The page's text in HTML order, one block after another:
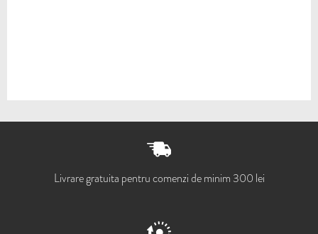
Livrare gratuita pentru comenzi de minim 300 lei